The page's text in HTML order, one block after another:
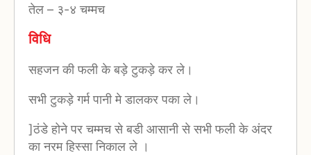
तेल – ३-४ चम्मच
विधि
सहजन की फली के बड़े टुकड़े कर ले।
सभी टुकड़े गर्म पानी मे डालकर पका ले।
]ठंडे होने पर चम्मच से बडी आसानी से सभी फली के अंदर
का नरम हिस्सा निकाल ले ।